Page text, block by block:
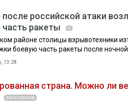
после российской атаки
ракеты
районе столицы взрывотехники
боевую часть ракеты после
13:28
страна. Можно ли